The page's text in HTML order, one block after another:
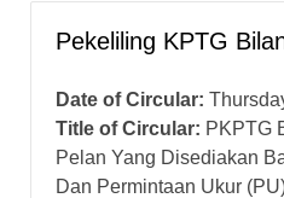
Pekeliling KPTG
Date of Circular:
Title of Circular: PKPTG
Pelan Yang Disediakan
Dan Permintaan Ukur